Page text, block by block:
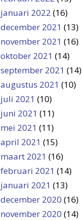
januari 2022 (16)
december 2021 (13)
november 2021 (16)
oktober 2021 (14)
september 2021 (14)
augustus 2021 (10)
juli 2021 (10)
juni 2021 (11)
mei 2021 (11)
april 2021 (15)
maart 2021 (16)
februari 2021 (14)
januari 2021 (13)
december 2020 (16)
november 2020 (14)